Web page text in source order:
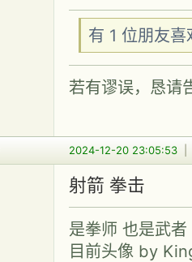
有 1 位朋友
若有谬误，恳请
2024-12-20 23:05:53
射箭 拳击
是拳师 也是武
目前头像 by